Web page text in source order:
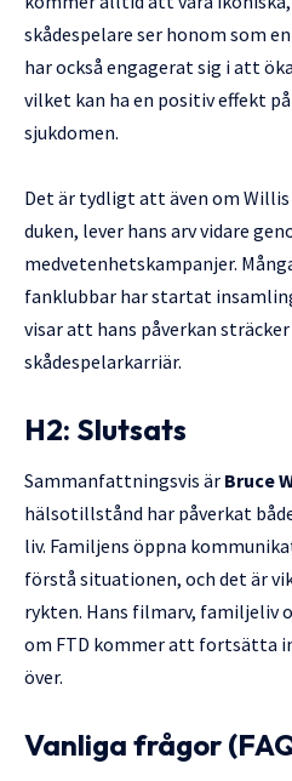
skådespelare ser honom som
har också engagerat sig i att
vilket kan ha en positiv effekt
sjukdomen.
Det är tydligt att även om
duken, lever hans arv vidare
medvetenhetskampanjer.
fanklubbar har startat
visar att hans påverkan
skådespelarkarriär.
H2: Slutsats
Sammanfattningsvis är Bruce
hälsotillstånd har påverkat
liv. Familjens öppna
förstå situationen, och det är
rykten. Hans filmarv, familjeliv
om FTD kommer att fortsätta
över.
Vanliga frågor